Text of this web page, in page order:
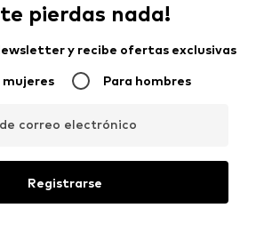
te pierdas nada!
y recibe ofertas exclusivas
mujeres Para hombres
correo electrónico
Registrarse